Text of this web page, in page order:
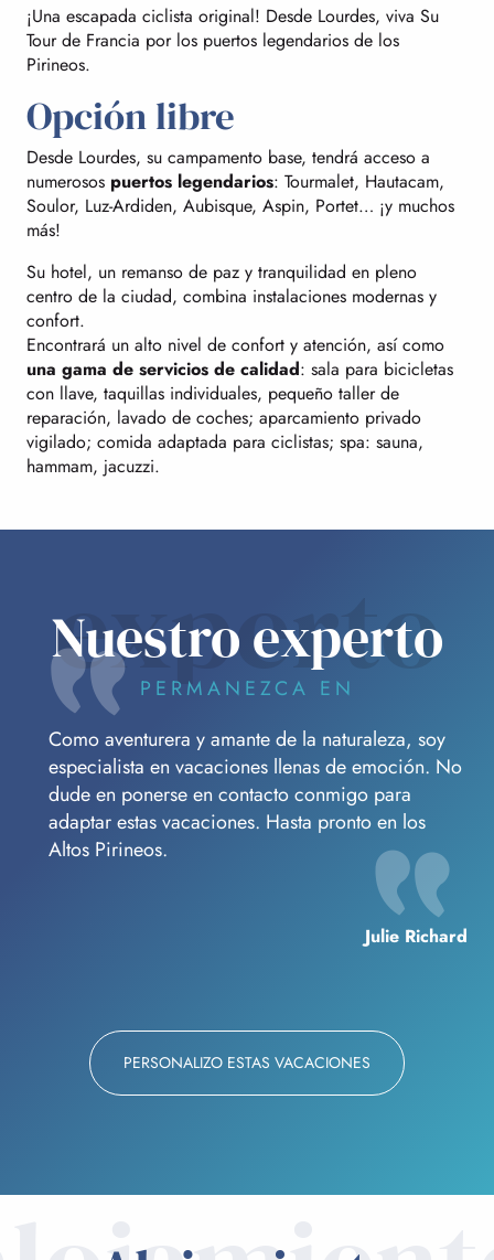
¡Una escapada ciclista original! Desde Lourdes, viva Su
Tour de Francia por los puertos legendarios de los
Pirineos.
Opción libre
Desde Lourdes, su campamento base, tendrá acceso a
numerosos puertos legendarios: Tourmalet, Hautacam,
Soulor, Luz-Ardiden, Aubisque, Aspin, Portet… ¡y muchos
más!
Su hotel, un remanso de paz y tranquilidad en pleno
centro de la ciudad, combina instalaciones modernas y
confort.
Encontrará un alto nivel de confort y atención, así como
una gama de servicios de calidad: sala para bicicletas
con llave, taquillas individuales, pequeño taller de
reparación, lavado de coches; aparcamiento privado
vigilado; comida adaptada para ciclistas; spa: sauna,
hammam, jacuzzi.
experto
Nuestro experto
PERMANEZCA EN
Como aventurera y amante de la naturaleza, soy
especialista en vacaciones llenas de emoción. No
dude en ponerse en contacto conmigo para
adaptar estas vacaciones. Hasta pronto en los
Altos Pirineos.
Julie Richard
PERSONALIZO ESTAS VACACIONES